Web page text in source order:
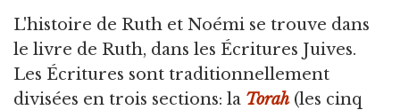
L'histoire de Ruth et Noémi se trouve dans
le livre de Ruth, dans les Écritures Juives.
Les Écritures sont traditionnellement
divisées en trois sections: la Torah(les cinq